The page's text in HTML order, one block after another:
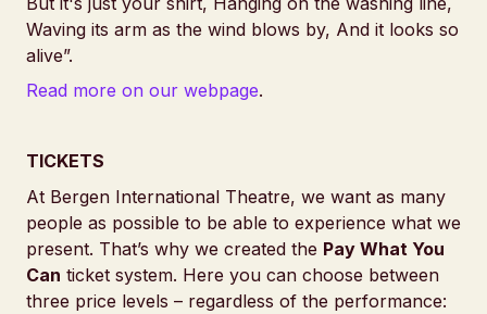
Waving its arm as the wind blows by, And it looks so
alive”.
Read more on our webpage.
TICKETS
At Bergen International Theatre, we want as many
people as possible to be able to experience what we
present. That’s why we created the Pay What You
Can ticket system. Here you can choose between
three price levels – regardless of the performance: